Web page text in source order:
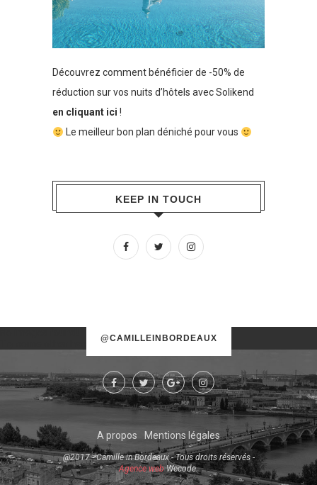
Découvrez comment bénéficier de -50% de
réduction sur vos nuits d’hôtels avec Solikend
en cliquant ici !
Le meilleur bon plan déniché pour vous
KEEP IN TOUCH
@CAMILLEINBORDEAUX
Try some other hashtag or username
A propos Mentions légales
@2017 - Camille in Bordeaux - Tous droits réservés -
Agence webWecode.